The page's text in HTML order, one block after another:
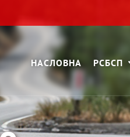
НАСЛОВНА РСБСП